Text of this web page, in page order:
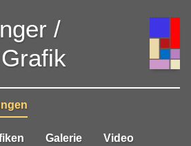
/
Galerie Video